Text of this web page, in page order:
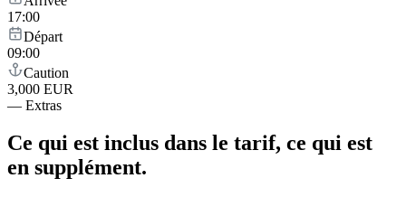
17:00
Départ
09:00
Caution
3,000 EUR
— Extras
Ce qui est inclus dans le tarif, ce qui est
en supplément.